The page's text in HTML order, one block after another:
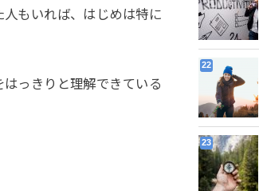
もいれば、はじめは特に
っきりと理解できている